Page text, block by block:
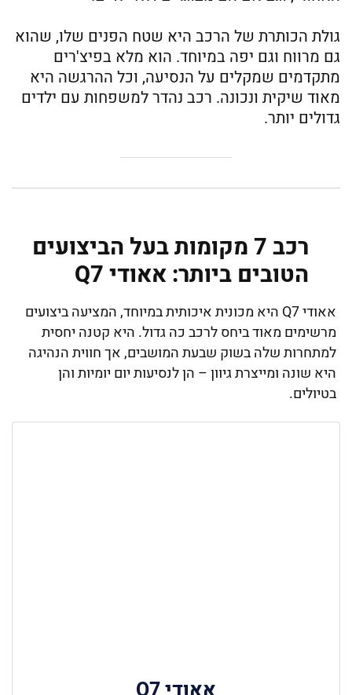
גולת הכותרת של הרכב היא שטח הפנים שלו, שהוא
גם מרווח וגם יפה במיוחד. הוא מלא בפיצ'רים
מתקדמים שמקלים על הנסיעה, וכל ההרגשה היא
מאוד שיקית ונכונה. רכב נהדר למשפחות עם ילדים
גדולים יותר.
רכב 7 מקומות בעל הביצועים
הטובים ביותר: אאודי Q7
אאודי Q7 היא מכונית איכותית במיוחד, המציעה ביצועים
מרשימים מאוד ביחס לרכב כה גדול. היא קטנה יחסית
למתחרות שלה בשוק שבעת המושבים, אך חווית הנהיגה
היא שונה ומייצרת גיוון – הן לנסיעות יום יומיות והן
בטיולים.